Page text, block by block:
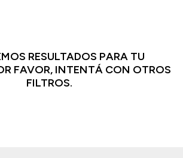
RESULTADOS PARA TU
FAVOR, INTENTÁ CON OTROS
FILTROS.